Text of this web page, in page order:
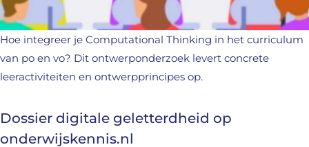
Hoe integreer je Computational Thinking in het curriculum
van po en vo? Dit ontwerponderzoek levert concrete
leeractiviteiten en ontwerpprincipes op.
Dossier digitale geletterdheid op
onderwijskennis.nl